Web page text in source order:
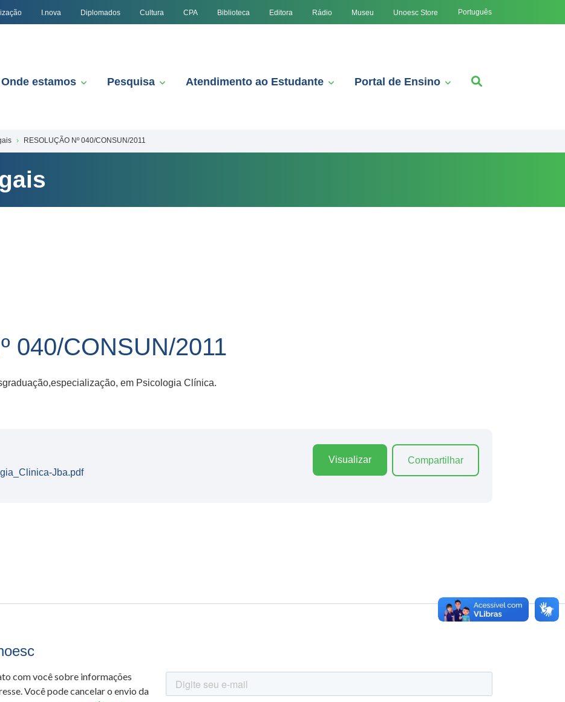
I.nova Diplomados Cultura CPA Biblioteca Editora Rádio Museu Unoesc Store Português
Onde estamos Pesquisa Atendimento ao Estudante Portal de Ensino
RESOLUÇÃO Nº 040/CONSUN/2011
040/CONSUN/2011
em Psicologia Clínica.
Jba.pdf
Visualizar Compartilhar
com você sobre informações
Você pode cancelar o envio da